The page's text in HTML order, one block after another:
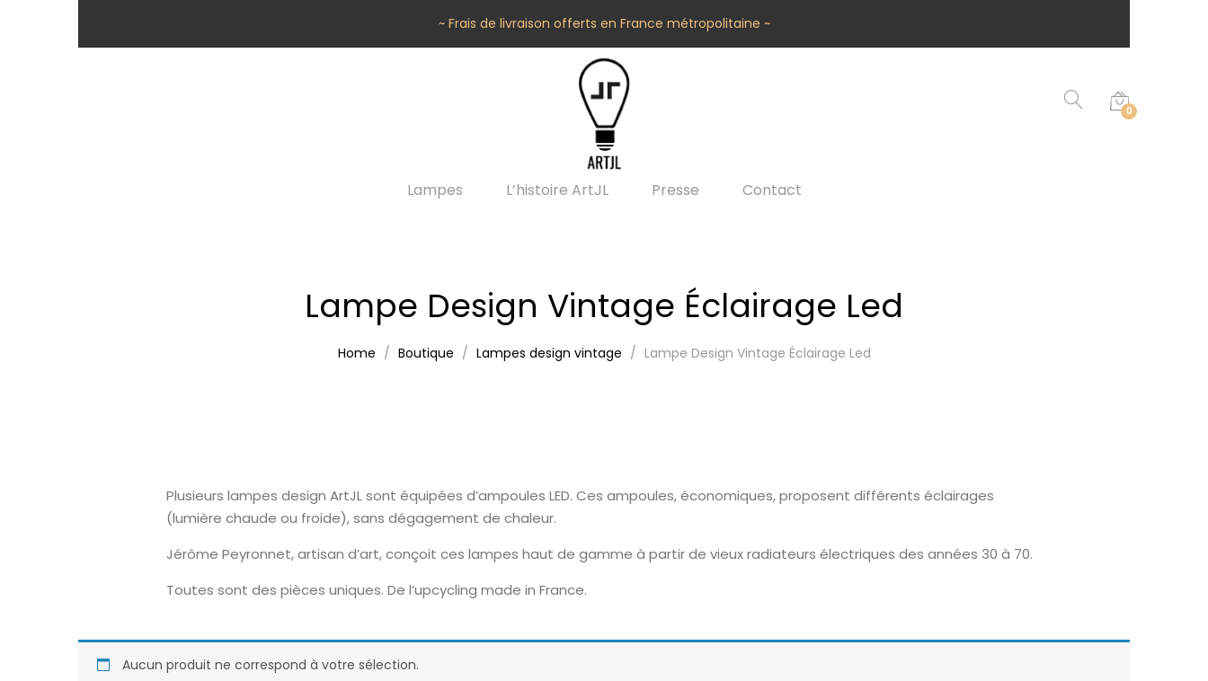
~ Frais de livraison offerts en France métropolitaine ~
0
Lampes L’histoire ArtJL Presse Contact
Lampe Design Vintage Éclairage Led
Home Boutique Lampes design vintage Lampe Design Vintage Éclairage Led
Plusieurs lampes design ArtJL sont équipées d’ampoules LED. Ces ampoules, économiques, proposent différents éclairages
(lumière chaude ou froide), sans dégagement de chaleur.
Jérôme Peyronnet, artisan d’art, conçoit ces lampes haut de gamme à partir de vieux radiateurs électriques des années 30 à 70.
Toutes sont des pièces uniques. De l’upcycling made in France.
Aucun produit ne correspond à votre sélection.